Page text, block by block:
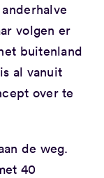
volgen er
buitenland
al vanuit
over te
de weg.
40